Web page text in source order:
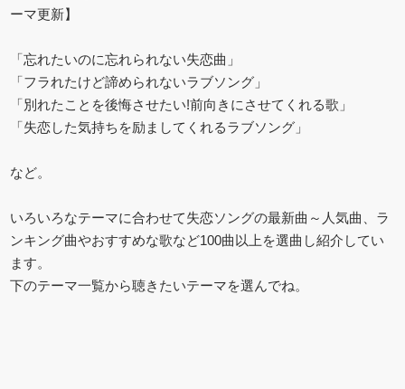
ーマ更新】
「忘れたいのに忘れられない失恋曲」
「フラれたけど諦められないラブソング」
「別れたことを後悔させたい!前向きにさせてくれる歌」
「失恋した気持ちを励ましてくれるラブソング」
など。
いろいろなテーマに合わせて失恋ソングの最新曲～人気曲、ラ
ンキング曲やおすすめな歌など100曲以上を選曲し紹介してい
ます。
下のテーマ一覧から聴きたいテーマを選んでね。